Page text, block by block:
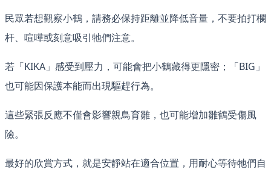
民眾若想觀察小鶴，請務必保持距離並降低音量，不要拍打欄
杆、喧嘩或刻意吸引牠們注意。
若「KIKA」感受到壓力，可能會把小鶴藏得更隱密；「BIG」
也可能因保護本能而出現驅趕行為。
這些緊張反應不僅會影響親鳥育雛，也可能增加雛鶴受傷風
險。
最好的欣賞方式，就是安靜站在適合位置，用耐心等待牠們自